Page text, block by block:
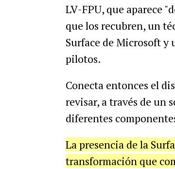
LV-FPU, que aparece
que los recubren, un
Surface de Microsoft y
pilotos.
Conecta entonces el
revisar, a través de un
diferentes
La presencia de la
transformación que